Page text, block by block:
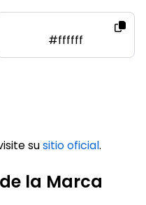
#ffffff
susitio oficial.
la Marca